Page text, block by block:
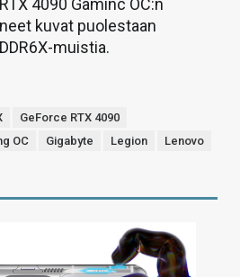
kuvat puolestaan
muistia.
GeForce RTX 4090
OC
Gigabyte Legion
Lenovo